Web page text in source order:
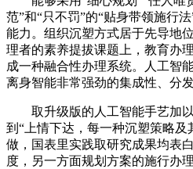
范”和“只不罚”的“贴身带领施行
能力。组织沉塑方式居于先导地
理者的素养提拔课题上，教育办
成一种融合性办理系统。人工智
离身智能非常强劲的集成性、分
取升级版的人工智能手艺加以
到“上情下达，每一种沉塑策略及
做，国表里实践取研究成果均表
度，另一方面规划方案的施行办